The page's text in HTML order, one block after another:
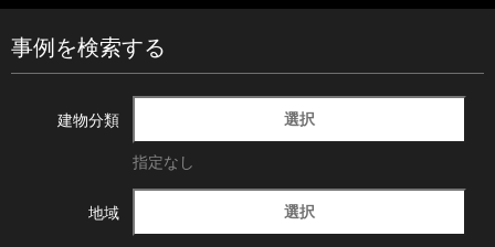
事例を検索する
建物分類 選択
指定なし
地域 選択